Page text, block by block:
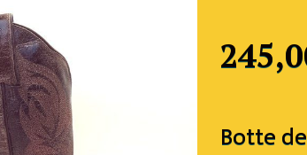
Botte